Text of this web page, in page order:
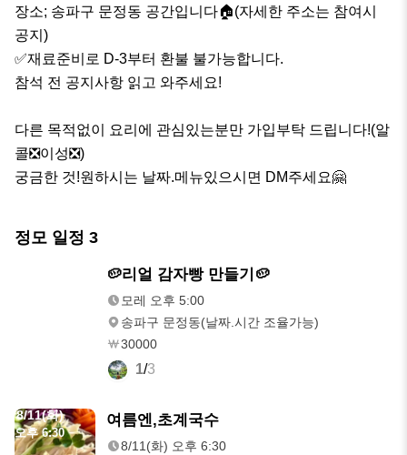
장소; 송파구 문정동 공간입니다🏠(자세한 주소는 참여시
공지)
✅️재료준비로 D-3부터 환불 불가능합니다.
참석 전 공지사항 읽고 와주세요!
다른 목적없이 요리에 관심있는분만 가입부탁 드립니다!(알
콜❎️이성❎️)
궁금한 것!원하시는 날짜.메뉴있으시면 DM주세요🤗
정모 일정 3
🥔리얼 감자빵 만들기🥔
모레 오후 5:00
송파구 문정동(날짜.시간 조율가능)
30000
1/3
8/11(화)
오후 6:30
여름엔,초계국수
8/11(화) 오후 6:30